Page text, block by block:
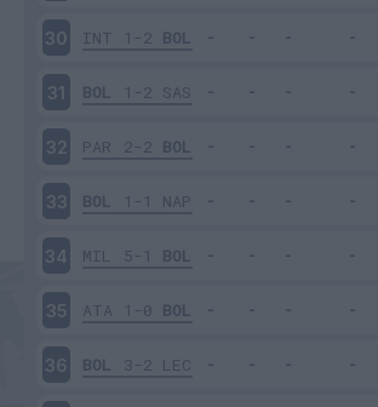
30 INT 1-2 BOL
31 BOL 1-2 SAS
32 PAR 2-2 BOL
33 BOL 1-1 NAP
34 MIL 5-1 BOL
35 ATA 1-0 BOL
36 BOL 3-2 LEC